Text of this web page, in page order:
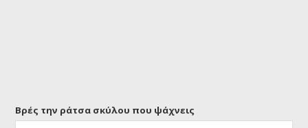
Βρές την ράτσα σκύλου που ψάχνεις